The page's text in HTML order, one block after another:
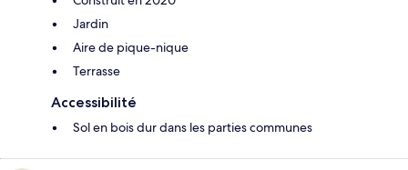
Jardin
Aire de pique-nique
Terrasse
Accessibilité
Sol en bois dur dans les parties communes